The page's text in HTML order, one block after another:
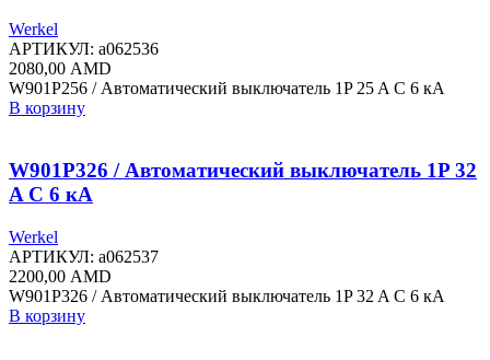
Werkel
АРТИКУЛ: a062536
2080,00 AMD
W901P256 / Автоматический выключатель 1P 25 A C 6 кА
В корзину
W901P326 / Автоматический выключатель 1P 32
A C 6 кА
Werkel
АРТИКУЛ: a062537
2200,00 AMD
W901P326 / Автоматический выключатель 1P 32 A C 6 кА
В корзину